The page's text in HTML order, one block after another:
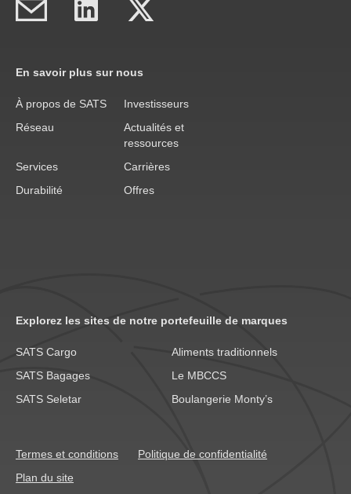
En savoir plus sur nous
À propos de SATS
Investisseurs
Réseau
Actualités et
ressources
Services
Carrières
Durabilité
Offres
Explorez les sites de notre portefeuille de marques
SATS Cargo
Aliments traditionnels
SATS Bagages
Le MBCCS
SATS Seletar
Boulangerie Monty’s
Termes et conditions
Politique de confidentialité
Plan du site